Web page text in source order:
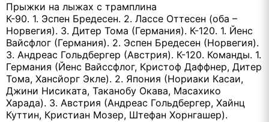
Прыжки на лыжах с трамплина
К-90. 1. Эспен Бредесен. 2. Лассе Оттесен (оба –
Норвегия). 3. Дитер Тома (Германия). К-120. 1. Йенс
Вайсфлог (Германия). 2. Эспен Бредесен (Норвегия).
3. Андреас Гольдбергер (Австрия). К-120. Команды. 1.
Германия (Йенс Вайссфлог, Кристоф Даффнер, Дитер
Тома, Хансйорг Экле). 2. Япония (Нориаки Касаи,
Джини Нисиката, Таканобу Окава, Масахико
Харада). 3. Австрия (Андреас Гольдбергер, Хайнц
Куттин, Кристиан Мозер, Штефан Хорнгашер).